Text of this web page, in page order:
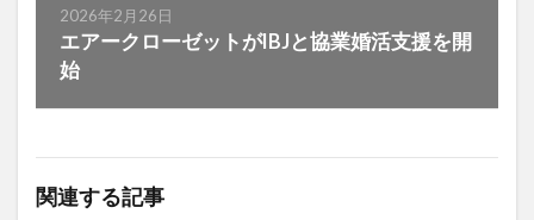
2026年2月26日
エアークローゼットがIBJと協業婚活支援を開
始
関連する記事